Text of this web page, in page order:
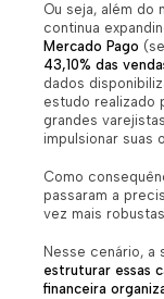
Ou seja, além do
continua
Mercado Pago
43,10% das
dados
estudo realizado
grandes
impulsionar suas
Como
passaram a
vez mais
Nesse cenário, a
estruturar essas
financeira